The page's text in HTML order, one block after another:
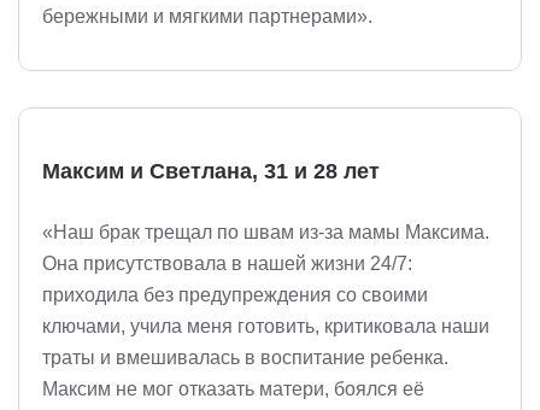
бережными и мягкими партнерами».
Максим и Светлана, 31 и 28 лет
«Наш брак трещал по швам из-за мамы Максима.
Она присутствовала в нашей жизни 24/7:
приходила без предупреждения со своими
ключами, учила меня готовить, критиковала наши
траты и вмешивалась в воспитание ребенка.
Максим не мог отказать матери, боялся её